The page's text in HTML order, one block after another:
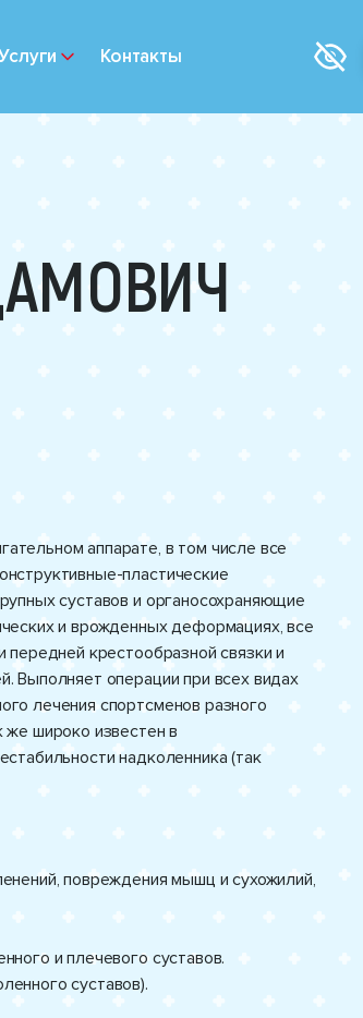
Контакты
аппарате, в том числе все
пластические
суставов и органосохраняющие
и врожденных деформациях, все
крестообразной связки и
Выполняет операции при всех видах
лечения спортсменов разного
же широко известен в
надколенника (так
повреждения мышц и сухожилий,
и плечевого суставов.
суставов).